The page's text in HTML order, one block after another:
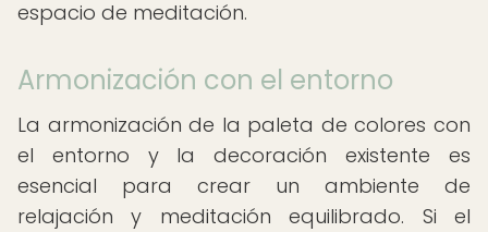
espacio de meditación.
Armonización con el entorno
La armonización de la paleta de colores con
el entorno y la decoración existente es
esencial para crear un ambiente de
relajación y meditación equilibrado. Si el